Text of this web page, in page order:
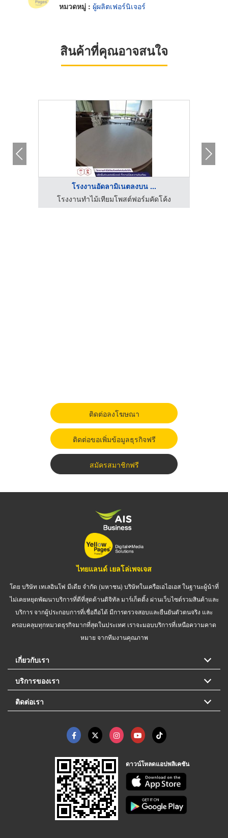
หมวดหมู่ : ผู้ผลิตเฟอร์นิเจอร์
สินค้าที่คุณอาจสนใจ
โรงงานอัดลามิเนตลงบน ...
โรงงานทำไม้เทียมโพสต์ฟอร์มคัดโค้ง
ติดต่อลงโฆษณา
ติดต่อขอเพิ่มข้อมูลธุรกิจฟรี
สมัครสมาชิกฟรี
ไทยแลนด์ เยลโล่เพจเจส
โดย บริษัท เทเลอินโฟ มีเดีย จำกัด (มหาชน) บริษัทในเครือเอไอเอส ในฐานะผู้นำที่
ไม่เคยหยุดพัฒนาบริการที่ดีที่สุดด้านดิจิทัล มาร์เก็ตติ้ง ผ่านเว็บไซต์รวมสินค้าและ
บริการ จากผู้ประกอบการที่เชื่อถือได้ มีการตรวจสอบและยืนยันตัวตนจริง และ
ครอบคลุมทุกหมวดธุรกิจมากที่สุดในประเทศ เราจะมอบบริการที่เหนือความคาด
หมาย จากทีมงานคุณภาพ
เกี่ยวกับเรา
บริการของเรา
ติดต่อเรา
ดาวน์โหลดแอปพลิเคชัน